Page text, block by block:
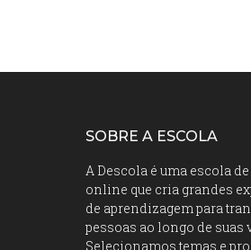
SOBRE A ESCOLA
A Descola é uma escola
online que cria grandes
de aprendizagem para
pessoas ao longo de suas
Selecionamos temas e